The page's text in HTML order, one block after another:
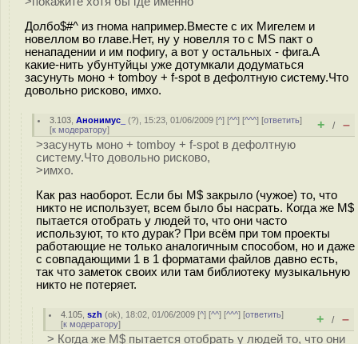
Долбо$#^ из гнома например.Вместе с их Мигелем и
новеллом во главе.Нет, ну у новелля то с MS пакт о
ненападении и им пофигу, а вот у остальных - фига.А
какие-нить убунтуйцы уже дотумкали додуматься
засунуть моно + tomboy + f-spot в дефолтную систему.Что
довольно рисково, имхо.
3.103 ,Анонимус_ (?), 15:23, 01/06/2009 [^] [^^] [^^^] [ответить]
[к модератору] + / –
>засунуть моно + tomboy + f-spot в дефолтную
систему.Что довольно рисково,
>имхо.
Как раз наоборот. Если бы M$ закрыло (чужое) то, что
никто не использует, всем было бы насрать. Когда же M$
пытается отобрать у людей то, что они часто
используют, то кто дурак? При всём при том проекты
работающие не только аналогичным способом, но и даже
с совпадающими 1 в 1 форматами файлов давно есть,
так что заметок своих или там библиотеку музыкальную
никто не потеряет.
4.105 ,szh (ok), 18:02, 01/06/2009 [^] [^^] [^^^] [ответить]
[к модератору] + / –
> Когда же M$ пытается отобрать у людей то, что они